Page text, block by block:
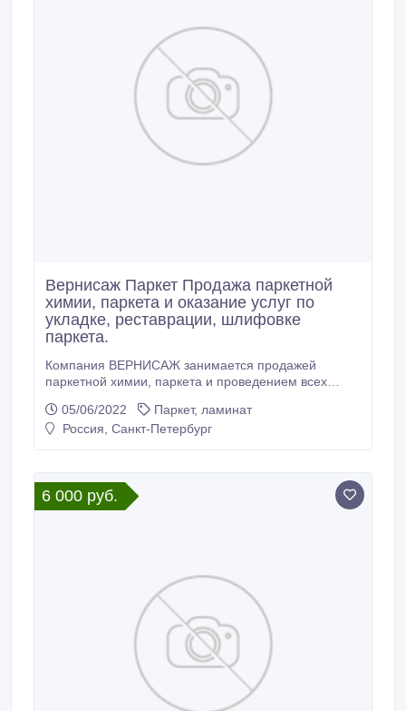
Вернисаж Паркет Продажа паркетной
химии, паркета и оказание услуг по
укладке, реставрации, шлифовке
паркета.
Компания ВЕРНИСАЖ занимается продажей
паркетной химии, паркета и проведением всех
за годы стала самой известной в Санкт-Петербурге
и Москве паркетной компанией. Наши специалисты
05/06/2022
Паркет, ламинат
Россия, Санкт-Петербург
6 000 руб.